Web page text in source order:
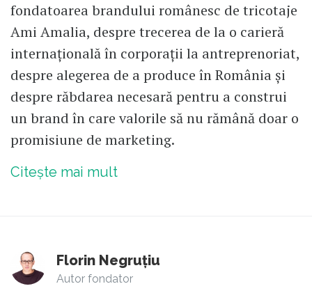
fondatoarea brandului românesc de tricotaje
Ami Amalia, despre trecerea de la o carieră
internațională în corporații la antreprenoriat,
despre alegerea de a produce în România și
despre răbdarea necesară pentru a construi
un brand în care valorile să nu rămână doar o
promisiune de marketing.
Citește mai mult
Florin Negruțiu
Autor fondator